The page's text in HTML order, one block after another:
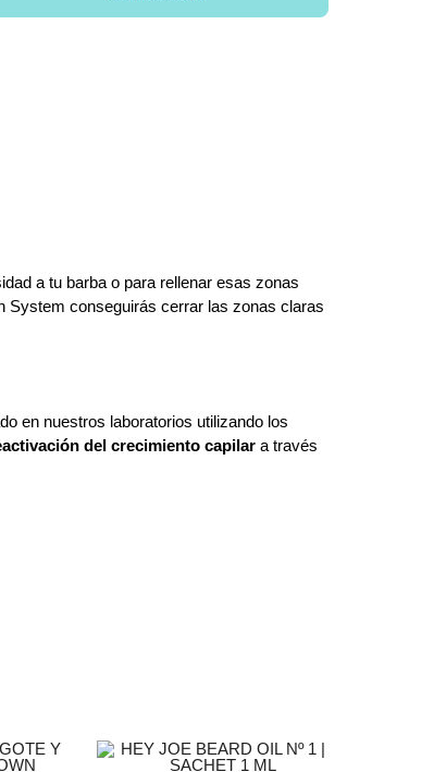
a tu barba o para rellenar esas zonas
System conseguirás cerrar las zonas claras
en nuestros laboratorios utilizando los
del crecimiento capilar a través